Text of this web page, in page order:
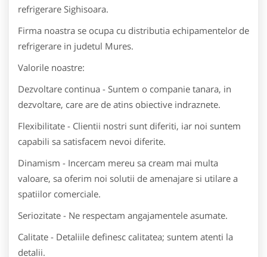
refrigerare Sighisoara.
Firma noastra se ocupa cu distributia echipamentelor de
refrigerare in judetul Mures.
Valorile noastre:
Dezvoltare continua - Suntem o companie tanara, in
dezvoltare, care are de atins obiective indraznete.
Flexibilitate - Clientii nostri sunt diferiti, iar noi suntem
capabili sa satisfacem nevoi diferite.
Dinamism - Incercam mereu sa cream mai multa
valoare, sa oferim noi solutii de amenajare si utilare a
spatiilor comerciale.
Seriozitate - Ne respectam angajamentele asumate.
Calitate - Detaliile definesc calitatea; suntem atenti la
detalii.